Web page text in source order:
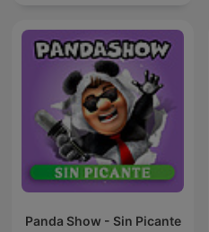
Panda Show - Sin Picante